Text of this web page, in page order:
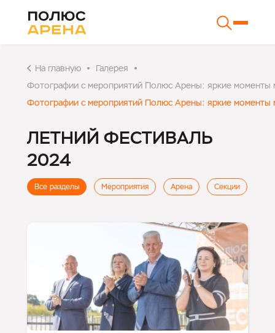
На главную
Галерея
Фотографии с мероприятий Полюс Арены: яркие моменты
Фотографии с мероприятий Полюс Арены: яркие моменты
ЛЕТНИЙ ФЕСТИВАЛЬ
2024
Все разделы Мероприятия Арена Секции